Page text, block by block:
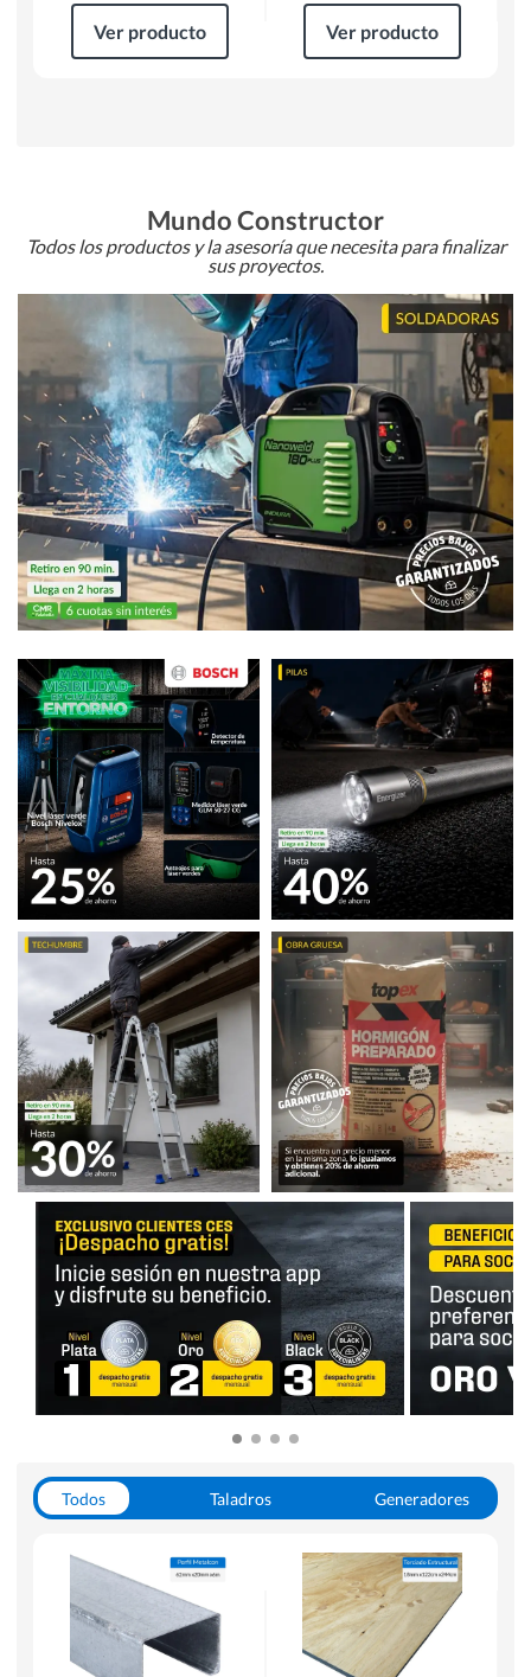
Ver producto Ver producto
Mundo Constructor
Todos los productos y la asesoría que necesita para finalizar
sus proyectos.
Todos Taladros
Generadores
Herramientas Manuales
Sierras Circulares